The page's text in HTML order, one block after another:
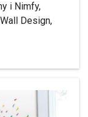
i Nimfy,
Design,